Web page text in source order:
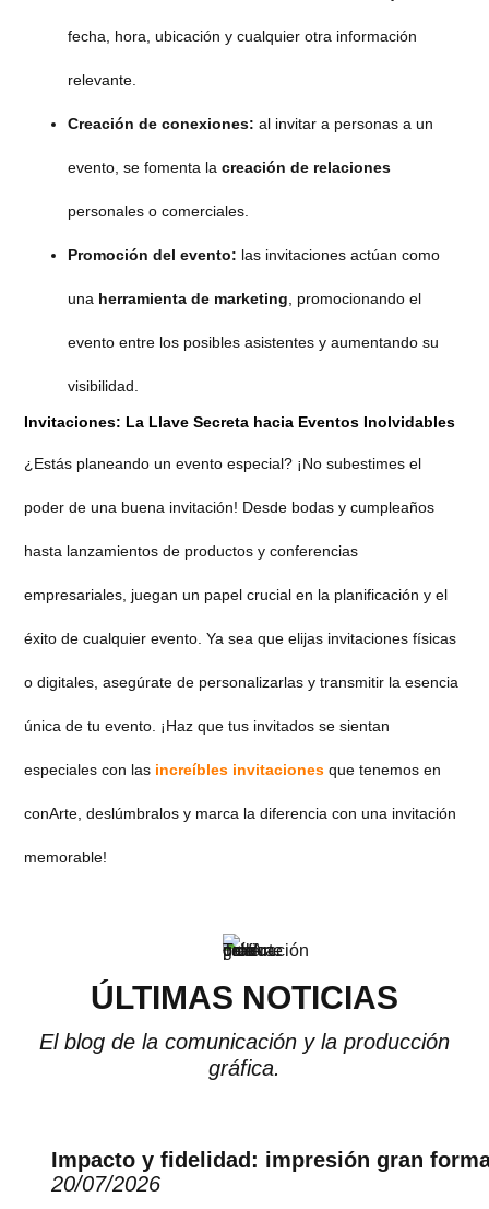
fecha, hora, ubicación y cualquier otra información
relevante.
Creación de conexiones: al invitar a personas a un
evento, se fomenta lacreación de relaciones
personales o comerciales.
Promoción del evento: las invitaciones actúan como
una herramienta de marketing , promocionando el
evento entre los posibles asistentes y aumentando su
visibilidad.
Invitaciones: La Llave Secreta hacia Eventos Inolvidables
¿Estás planeando un evento especial? ¡No subestimes el
poder de una buena invitación! Desde bodas y cumpleaños
hasta lanzamientos de productos y conferencias
empresariales, juegan un papel crucial en la planificación y el
éxito de cualquier evento. Ya sea que elijas invitaciones físicas
o digitales, asegúrate de personalizarlas y transmitir la esencia
única de tu evento. ¡Haz que tus invitados se sientan
especiales con las increíbles invitacionesque tenemos en
conArte, deslúmbralos y marca la diferencia con una invitación
memorable!
ÚLTIMAS NOTICIAS
El blog de la comunicación y la producción
gráfica.
Impacto y fidelidad: impresión gran
20/07/2026